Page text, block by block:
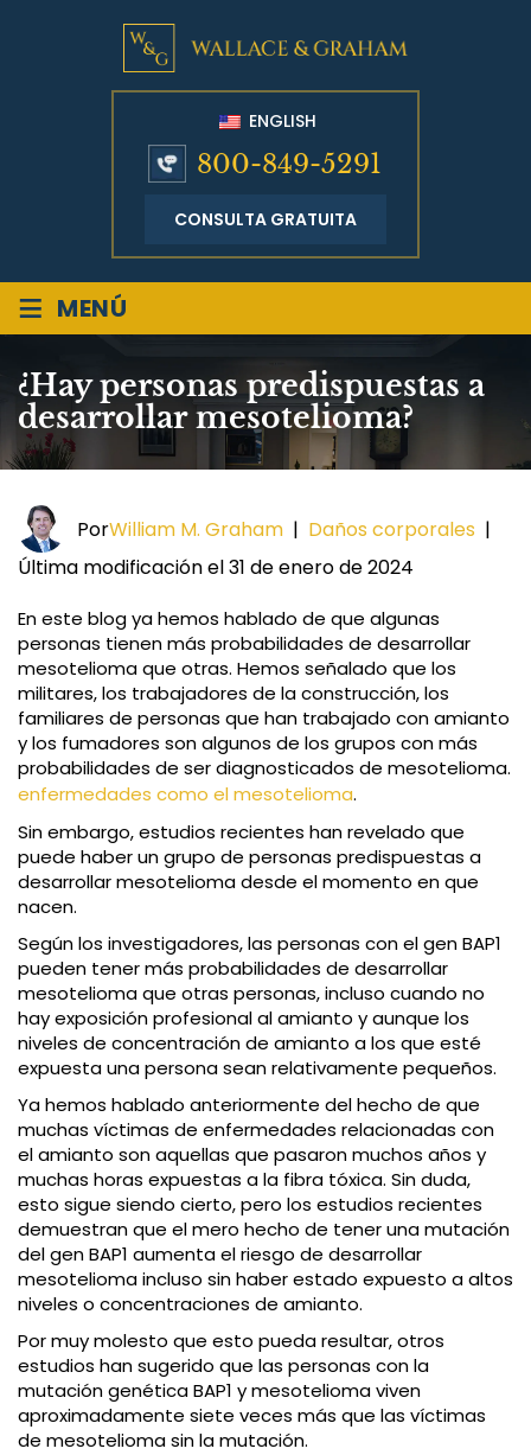
ENGLISH
800-849-5291
CONSULTA GRATUITA
≡ MENÚ
¿Hay personas predispuestas a
desarrollar mesotelioma?
PorWilliam M. Graham | Daños corporales |
Última modificación el 31 de enero de 2024
En este blog ya hemos hablado de que algunas
personas tienen más probabilidades de desarrollar
mesotelioma que otras. Hemos señalado que los
militares, los trabajadores de la construcción, los
familiares de personas que han trabajado con amianto
y los fumadores son algunos de los grupos con más
probabilidades de ser diagnosticados de mesotelioma.
enfermedades como el mesotelioma.
Sin embargo, estudios recientes han revelado que
puede haber un grupo de personas predispuestas a
desarrollar mesotelioma desde el momento en que
nacen.
Según los investigadores, las personas con el gen BAP1
pueden tener más probabilidades de desarrollar
mesotelioma que otras personas, incluso cuando no
hay exposición profesional al amianto y aunque los
niveles de concentración de amianto a los que esté
expuesta una persona sean relativamente pequeños.
Ya hemos hablado anteriormente del hecho de que
muchas víctimas de enfermedades relacionadas con
el amianto son aquellas que pasaron muchos años y
muchas horas expuestas a la fibra tóxica. Sin duda,
esto sigue siendo cierto, pero los estudios recientes
demuestran que el mero hecho de tener una mutación
del gen BAP1 aumenta el riesgo de desarrollar
mesotelioma incluso sin haber estado expuesto a altos
niveles o concentraciones de amianto.
Por muy molesto que esto pueda resultar, otros
estudios han sugerido que las personas con la
mutación genética BAP1 y mesotelioma viven
aproximadamente siete veces más que las víctimas
de mesotelioma sin la mutación.